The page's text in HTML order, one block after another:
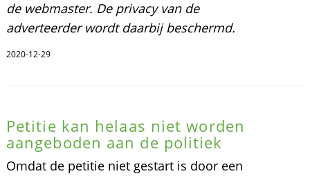
de webmaster. De privacy van de
adverteerder wordt daarbij beschermd.
2020-12-29
Petitie kan helaas niet worden
aangeboden aan de politiek
Omdat de petitie niet gestart is door een